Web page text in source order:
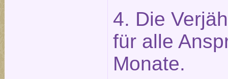
4. Die
für alle
Monate.